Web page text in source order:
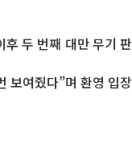
두 번째 대만 무기 판
보여줬다”며 환영 입장